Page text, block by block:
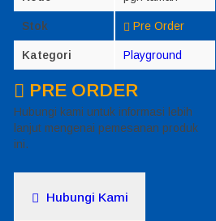
Stok Pre Order
Kategori Playground
PRE ORDER
Hubungi kami untuk informasi lebih
lanjut mengenai pemesanan produk
ini.
Hubungi Kami